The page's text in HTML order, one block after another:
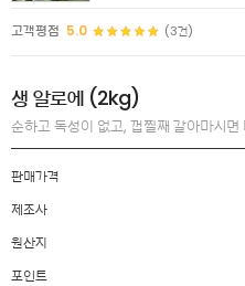
고객평점 5.0 (3건)
생 알로에 (2kg)
순하고 독성이 없고, 껍찔째 갈아마시면
판매가격
제조사
원산지
포인트